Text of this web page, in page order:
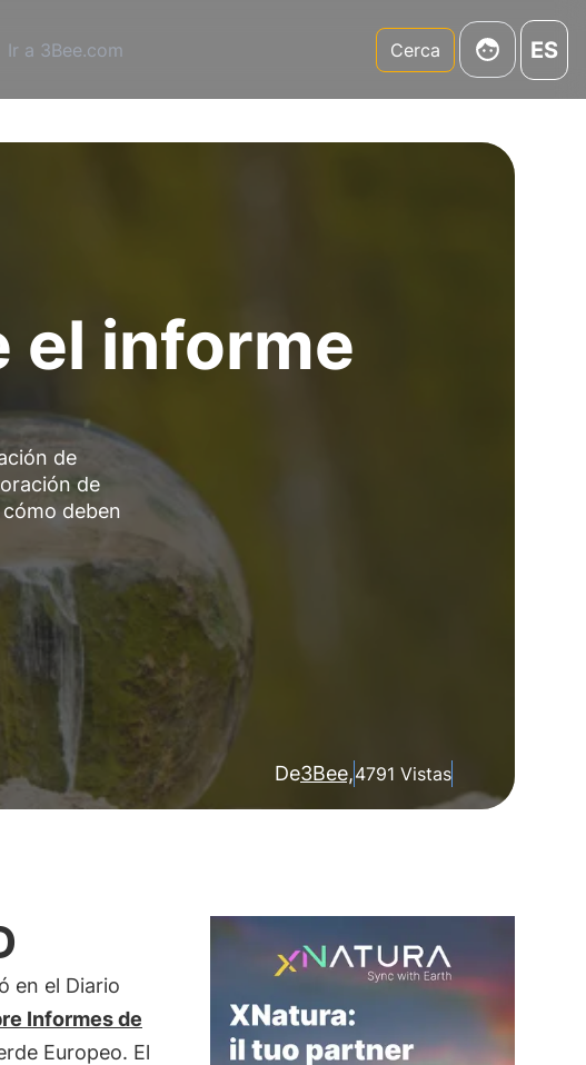
Ir a 3Bee.com Cerca ES
el informe
de
de
deben
De3Bee,4791 Vistas
en el Diario
Informes de
Europeo. El